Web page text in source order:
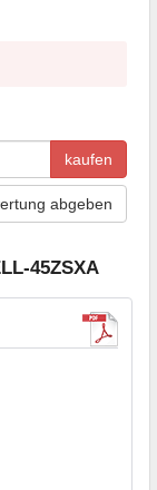
kaufen
abgeben
45ZSXA